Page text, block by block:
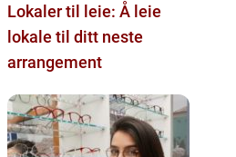
Lokaler til leie: Å leie
lokale til ditt neste
arrangement